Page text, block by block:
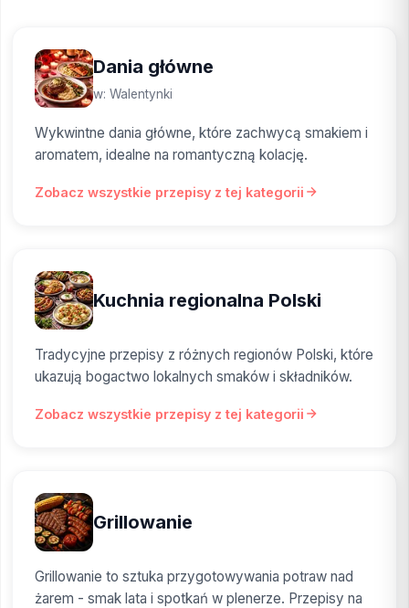
Dania główne
w: Walentynki
Wykwintne dania główne, które zachwycą smakiem i
aromatem, idealne na romantyczną kolację.
Zobacz wszystkie przepisy z tej kategorii
Kuchnia regionalna Polski
Tradycyjne przepisy z różnych regionów Polski, które
ukazują bogactwo lokalnych smaków i składników.
Zobacz wszystkie przepisy z tej kategorii
Grillowanie
Grillowanie to sztuka przygotowywania potraw nad
żarem - smak lata i spotkań w plenerze. Przepisy na